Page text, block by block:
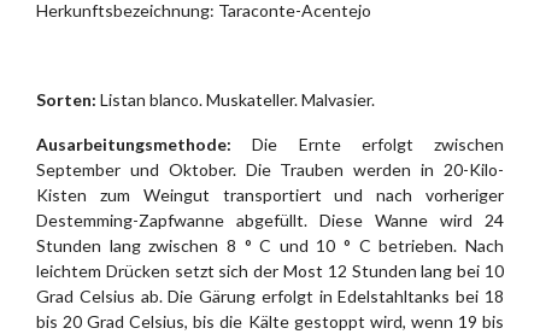
Herkunftsbezeichnung: Taraconte-Acentejo
Sorten: Listan blanco. Muskateller. Malvasier.
Ausarbeitungsmethode:Die Ernte erfolgt zwischen
September und Oktober. Die Trauben werden in 20-Kilo-
Kisten zum Weingut transportiert und nach vorheriger
Destemming-Zapfwanne abgefüllt. Diese Wanne wird 24
Stunden lang zwischen 8 ° C und 10 ° C betrieben. Nach
leichtem Drücken setzt sich der Most 12 Stunden lang bei 10
Grad Celsius ab. Die Gärung erfolgt in Edelstahltanks bei 18
bis 20 Grad Celsius, bis die Kälte gestoppt wird, wenn 19 bis